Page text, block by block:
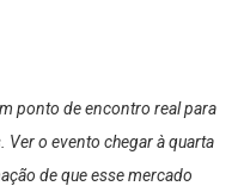
ponto de encontro real para
Ver o evento chegar à quarta
de que esse mercado